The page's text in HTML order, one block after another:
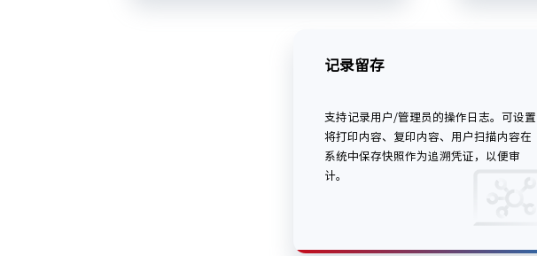
记录留存
支持记录用户/管理员的操作日志。可设置
将打印内容、复印内容、用户扫描内容在
系统中保存快照作为追溯凭证，以便审
计。